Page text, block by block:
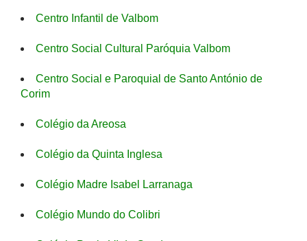
Centro Infantil de Valbom
Centro Social Cultural Paróquia Valbom
Centro Social e Paroquial de Santo António de
Corim
Colégio da Areosa
Colégio da Quinta Inglesa
Colégio Madre Isabel Larranaga
Colégio Mundo do Colibri